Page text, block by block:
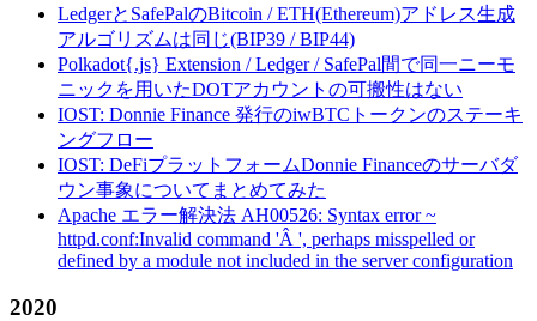
LedgerとSafePalのBitcoin / ETH(Ethereum)アドレス生成
アルゴリズムは同じ(BIP39 / BIP44)
Polkadot{.js} Extension / Ledger / SafePal間で同一ニーモ
ニックを用いたDOTアカウントの可搬性はない
IOST: Donnie Finance 発行のiwBTCトークンのステーキ
ングフロー
IOST: DeFiプラットフォームDonnie Financeのサーバダ
ウン事象についてまとめてみた
Apache エラー解決法 AH00526: Syntax error ~
httpd.conf:Invalid command 'Â ', perhaps misspelled or
defined by a module not included in the server configuration
2020